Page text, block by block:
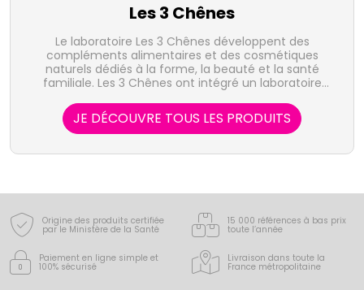
Les 3 Chênes
Le laboratoire Les 3 Chênes développent des
compléments alimentaires et des cosmétiques
naturels dédiés à la forme, la beauté et la santé
familiale. Les 3 Chênes ont intégré un laboratoire
l'intégralité de la fabrication à la distribution des
produits présentés.
JE DÉCOUVRE TOUS LES PRODUITS
Origine des produits certifiée
par le Ministère de la Santé
15 000 références à bas prix
toute l’année
Paiement en ligne simple et
100% sécurisé
Livraison dans toute la
France métropolitaine